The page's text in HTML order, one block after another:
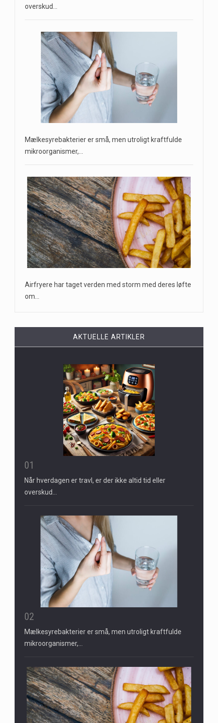
overskud…
Mælkesyrebakterier er små, men utroligt kraftfulde
mikroorganismer,…
Airfryere har taget verden med storm med deres løfte
om…
AKTUELLE ARTIKLER
01
Når hverdagen er travl, er der ikke altid tid eller
overskud…
02
Mælkesyrebakterier er små, men utroligt kraftfulde
mikroorganismer,…